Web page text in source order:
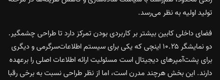
تولید اولیه به نظر می‌رسد.
فضای داخلی کابین بیشتر بر کاربردی بودن تمرکز دارد تا طراحی چشمگیر.
دو نمایشگر ۱۰.۲۵ اینچی که یکی برای سیستم اطلاعات‌سرگرمی و دیگری
برای پشت‌آمپرهای دیجیتال است مسئولیت ارائه اطلاعات اصلی را برعهده
دارند. این بخش هرچند مدرن است، اما از نظر طراحی نسبت به برخی رقبا